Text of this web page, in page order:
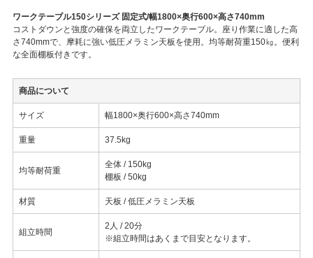
ワークテーブル150シリーズ 固定式/幅1800×奥行600×高さ740mm
コストダウンと強度の確保を両立したワークテーブル。座り作業に適した高
さ740mmで、摩耗に強い低圧メラミン天板を使用。均等耐荷重150㎏。便利
な全面棚板付きです。
商品について
サイズ 幅1800×奥行600×高さ740mm
重量 37.5kg
均等耐荷重
全体 / 150kg
棚板 / 50kg
材質 天板 / 低圧メラミン天板
組立時間
2人 / 20分
※組立時間はあくまで目安となります。